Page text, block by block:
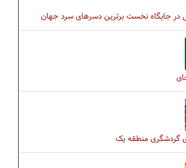
در جایگاه نخست برترین دسرهای سرد جهان
گردشگری منطقه یک